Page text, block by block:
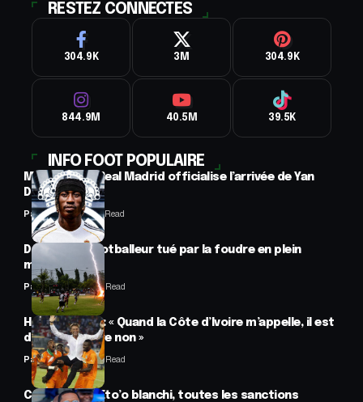
RESTEZ CONNECTES
304.9K 3M 304.9K
844.9M 40.5M 39.5K
INFO FOOT POPULAIRE
Mercato : Le Real Madrid officialise l’arrivée de Yan
Diomandé
Panafrofoot1 Min Read
Drame : un footballeur tué par la foudre en plein
match
Panafrofoot2 Min Read
Hervé Renard : « Quand la Côte d’Ivoire m’appelle, il est
difficile de dire non »
Panafrofoot2 Min Read
CAF : Samuel Eto’o blanchi, toutes les sanctions